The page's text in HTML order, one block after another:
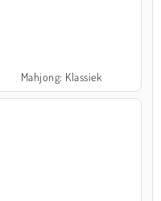
Mahjong: Klassiek